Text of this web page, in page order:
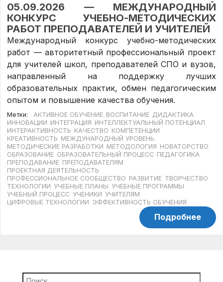
05.09.2026 — МЕЖДУНАРОДНЫЙ
КОНКУРС УЧЕБНО-МЕТОДИЧЕСКИХ
РАБОТ ПРЕПОДАВАТЕЛЕЙ И УЧИТЕЛЕЙ
Международный конкурс учебно-методических
работ — авторитетный профессиональный проект
для учителей школ, преподавателей СПО и вузов,
направленный на поддержку лучших
образовательных практик, обмен педагогическим
опытом и повышение качества обучения.
Метки: АКТИВНОЕ ОБУЧЕНИЕ ВОСПИТАНИЕ ДИДАКТИКА
ИННОВАЦИИ ИНТЕГРАЦИЯ ИНТЕЛЛЕКТУАЛЬНЫЙ ПОТЕНЦИАЛ
ИНТЕРАКТИВНОСТЬ КАЧЕСТВО КОМПЕТЕНЦИИ
КРЕАТИВНОСТЬ МЕЖДУНАРОДНЫЙ УРОВЕНЬ.
МЕТОДИЧЕСКИЕ РАЗРАБОТКИ МЕТОДОЛОГИЯ НОВАТОРСТВО
ОБРАЗОВАНИЕ ОБРАЗОВАТЕЛЬНЫЙ ПРОЦЕСС ПЕДАГОГИКА
ПРЕПОДАВАНИЕ ПРЕПОДАВАТЕЛЯМ
ПРОЕКТНАЯ ДЕЯТЕЛЬНОСТЬ
ПРОФЕССИОНАЛЬНОЕ СООБЩЕСТВО РАЗВИТИЕ ТВОРЧЕСТВО
ТЕХНОЛОГИИ УЧЕБНЫЕ ПЛАНЫ УЧЕБНЫЕ ПРОГРАММЫ
УЧЕБНЫЙ ПРОЦЕСС УЧЕНИКИ УЧИТЕЛЯМ
ЦИФРОВЫЕ ТЕХНОЛОГИИ ЭФФЕКТИВНОСТЬ ОБУЧЕНИЯ
Подробнее
Найти: